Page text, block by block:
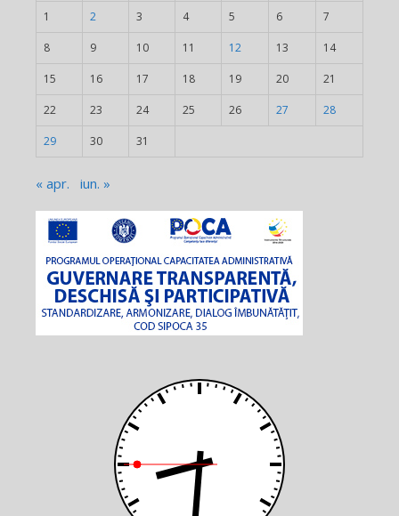
1 2 3 4 5 6 7
8 9 10 11 12 13 14
15 16 17 18 19 20 21
22 23 24 25 26 27 28
29 30 31
« apr. iun. »